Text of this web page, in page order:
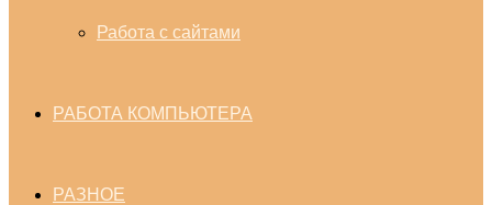
Работа с сайтами
РАБОТА КОМПЬЮТЕРА
РАЗНОЕ